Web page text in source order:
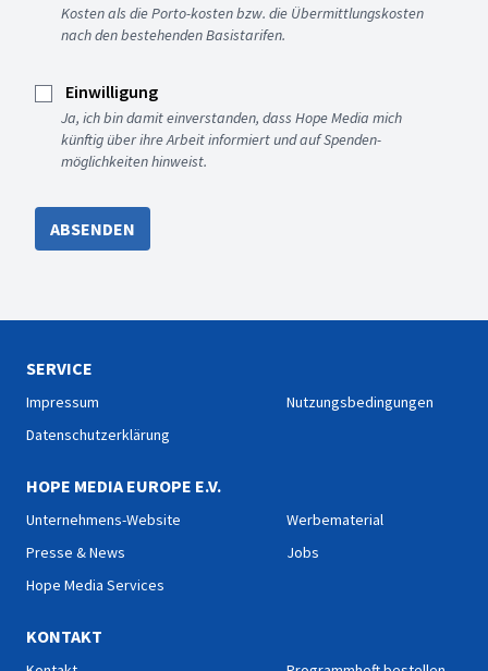
Kosten als die Porto-kosten bzw. die Übermittlungskosten
nach den bestehenden Basistarifen.
Einwilligung
Ja, ich bin damit einverstanden, dass Hope Media mich
künftig über ihre Arbeit informiert und auf Spenden-
möglichkeiten hinweist.
ABSENDEN
SERVICE
Impressum
Datenschutzerklärung
Nutzungsbedingungen
HOPE MEDIA EUROPE E.V.
Unternehmens-Website
Presse & News
Hope Media Services
Werbematerial
Jobs
KONTAKT